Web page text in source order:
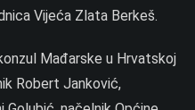
Vijeća Zlata Berkeš.
Mađarske u Hrvatskoj
Robert Janković,